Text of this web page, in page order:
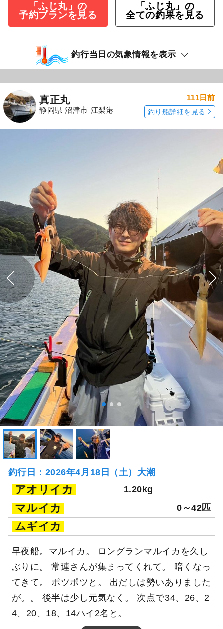
「ふじ丸」の
予約プランを見る
「ふじ丸」の
全ての釣果を見る
釣行当日の気象情報を表示
真正丸
静岡県 沼津市 江梨港
111日前
釣り船詳細を見る
釣行日：2026年4月18日（土）大潮
アオリイカ 1.20kg
マルイカ 0～42匹
ムギイカ
早夜船。マルイカ。 ロングランマルイカを久し
ぶりに。 常連さんが集まってくれて。 暗くなっ
てきて。 ポツポツと。 出だしは勢いありました
が。。 後半は少し元気なく。 次点で34、26、2
4、20、18、14ハイ2名と。